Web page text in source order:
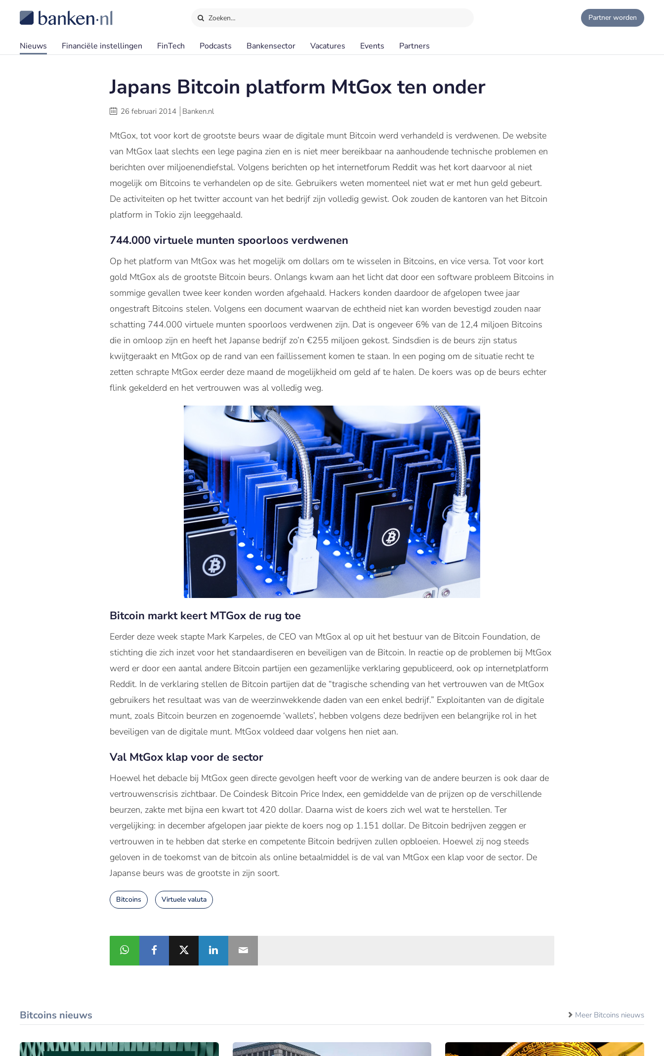
Zoeken… Partner worden
Nieuws Financiële instellingen FinTech Podcasts Bankensector Vacatures Events Partners
Japans Bitcoin platform MtGox ten onder
26 februari 2014 Banken.nl
MtGox, tot voor kort de grootste beurs waar de digitale munt Bitcoin werd verhandeld is verdwenen. De website
van MtGox laat slechts een lege pagina zien en is niet meer bereikbaar na aanhoudende technische problemen en
berichten over miljoenendiefstal. Volgens berichten op het internetforum Reddit was het kort daarvoor al niet
mogelijk om Bitcoins te verhandelen op de site. Gebruikers weten momenteel niet wat er met hun geld gebeurt.
De activiteiten op het twitter account van het bedrijf zijn volledig gewist. Ook zouden de kantoren van het Bitcoin
platform in Tokio zijn leeggehaald.
744.000 virtuele munten spoorloos verdwenen
Op het platform van MtGox was het mogelijk om dollars om te wisselen in Bitcoins, en vice versa. Tot voor kort
gold MtGox als de grootste Bitcoin beurs. Onlangs kwam aan het licht dat door een software probleem Bitcoins in
sommige gevallen twee keer konden worden afgehaald. Hackers konden daardoor de afgelopen twee jaar
ongestraft Bitcoins stelen. Volgens een document waarvan de echtheid niet kan worden bevestigd zouden naar
schatting 744.000 virtuele munten spoorloos verdwenen zijn. Dat is ongeveer 6% van de 12,4 miljoen Bitcoins
die in omloop zijn en heeft het Japanse bedrijf zo’n €255 miljoen gekost. Sindsdien is de beurs zijn status
kwijtgeraakt en MtGox op de rand van een faillissement komen te staan. In een poging om de situatie recht te
zetten schrapte MtGox eerder deze maand de mogelijkheid om geld af te halen. De koers was op de beurs echter
flink gekelderd en het vertrouwen was al volledig weg.
Bitcoin markt keert MTGox de rug toe
Eerder deze week stapte Mark Karpeles, de CEO van MtGox al op uit het bestuur van de Bitcoin Foundation, de
stichting die zich inzet voor het standaardiseren en beveiligen van de Bitcoin. In reactie op de problemen bij MtGox
werd er door een aantal andere Bitcoin partijen een gezamenlijke verklaring gepubliceerd, ook op internetplatform
Reddit. In de verklaring stellen de Bitcoin partijen dat de “tragische schending van het vertrouwen van de MtGox
gebruikers het resultaat was van de weerzinwekkende daden van een enkel bedrijf.” Exploitanten van de digitale
munt, zoals Bitcoin beurzen en zogenoemde ‘wallets’, hebben volgens deze bedrijven een belangrijke rol in het
beveiligen van de digitale munt. MtGox voldeed daar volgens hen niet aan.
Val MtGox klap voor de sector
Hoewel het debacle bij MtGox geen directe gevolgen heeft voor de werking van de andere beurzen is ook daar de
vertrouwenscrisis zichtbaar. De Coindesk Bitcoin Price Index, een gemiddelde van de prijzen op de verschillende
beurzen, zakte met bijna een kwart tot 420 dollar. Daarna wist de koers zich wel wat te herstellen. Ter
vergelijking: in december afgelopen jaar piekte de koers nog op 1.151 dollar. De Bitcoin bedrijven zeggen er
vertrouwen in te hebben dat sterke en competente Bitcoin bedrijven zullen opbloeien. Hoewel zij nog steeds
geloven in de toekomst van de bitcoin als online betaalmiddel is de val van MtGox een klap voor de sector. De
Japanse beurs was de grootste in zijn soort.
Bitcoins Virtuele valuta
Bitcoins nieuws Meer Bitcoins nieuws